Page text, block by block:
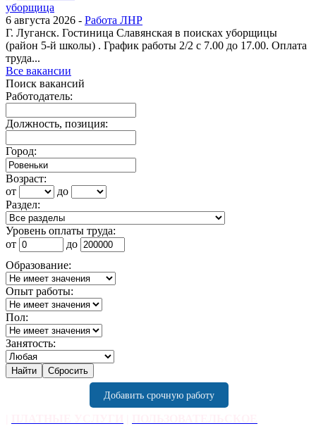
уборщица
6 августа 2026 - Работа ЛНР
Г. Луганск. Гостиница Славянская в поисках уборщицы
(район 5-й школы) . График работы 2/2 с 7.00 до 17.00. Оплата
труда...
Все вакансии
Поиск вакансий
Работодатель:
Должность, позиция:
Город:
Возраст:
от
до
Раздел:
Уровень оплаты труда:
от
до
Образование:
Опыт работы:
Пол:
Занятость:
Добавить срочную работу